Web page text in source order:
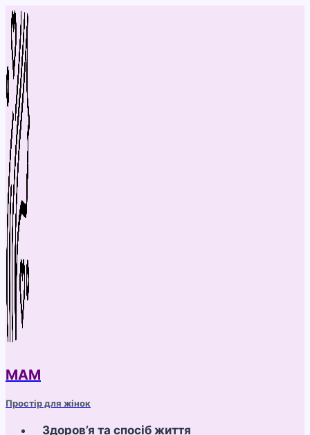
Перейти
до
вмісту
МАМ
Простір для жінок
Здоров’я та спосіб життя